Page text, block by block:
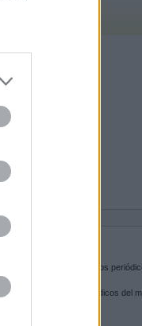
es la puerta de entrada a los
las portadas de los periódicos del